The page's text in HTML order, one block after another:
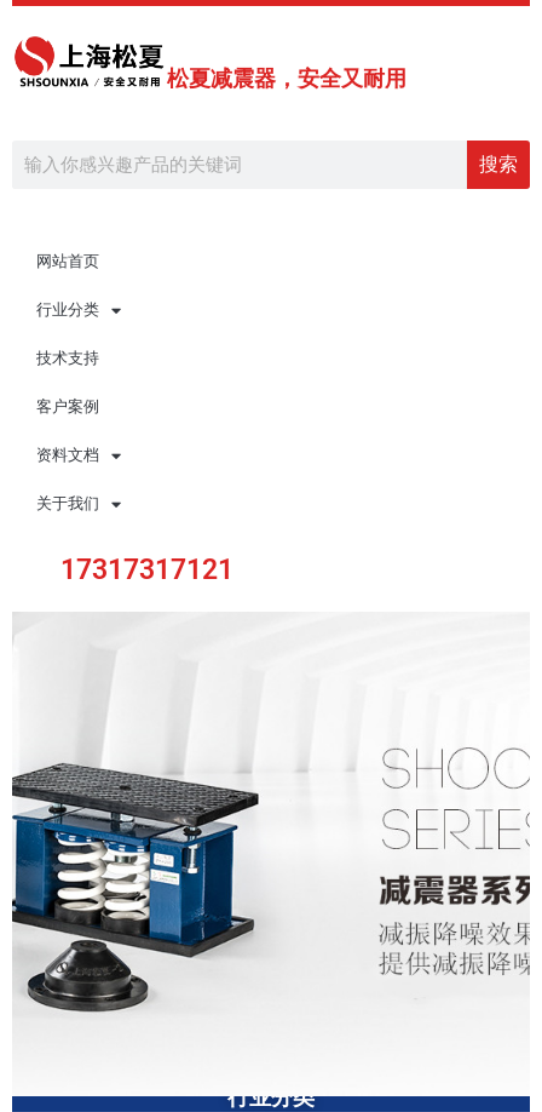
跳
内
松夏减震器，安全又耐用
搜索
网站首页
行业分类
技术支持
客户案例
资料文档
关于我们
17317317121
行业分类